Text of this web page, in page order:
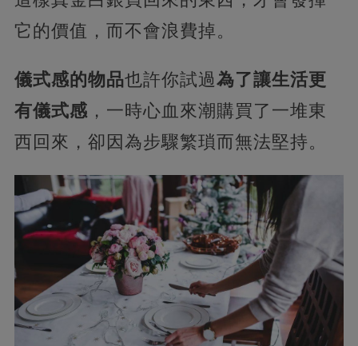
它的價值，而不會浪費掉。
儀式感的物品也許你試過為了讓生活更
有儀式感 ，一時心血來潮購買了一堆東
西回來，卻因為步驟繁瑣而無法堅持。